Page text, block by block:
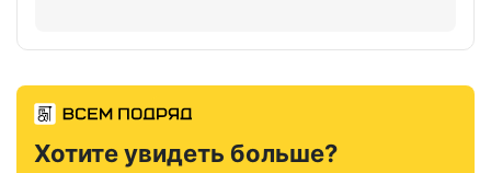
Хотите увидеть больше?